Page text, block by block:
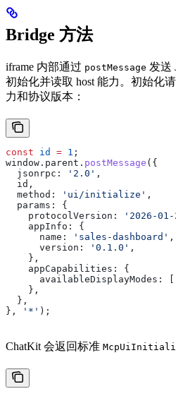
Bridge 方法
iframe 内部通过 postMessage 发送
初始化并读取 host 能力。初始化
力和协议版本：
const id = 1 ;
window . parent . postMessage ({
  jsonrpc:
'2.0' ,
  id
,
  method:
'ui/initialize' ,
  params:
{
    protocolVersion:
'2026-01-
    appInfo:
{
      name:
'sales-dashboard' ,
      version:
'0.1.0' ,
    },
    appCapabilities:
{
      availableDisplayModes:
    },
  },
},
'*' );
ChatKit 会返回标准